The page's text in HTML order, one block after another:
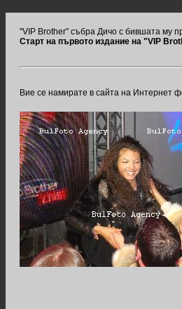
"VIP Brother" събра Дичо с бившата му
Старт на първото издание на "VIP
Вие се намирате в сайта на Интернет